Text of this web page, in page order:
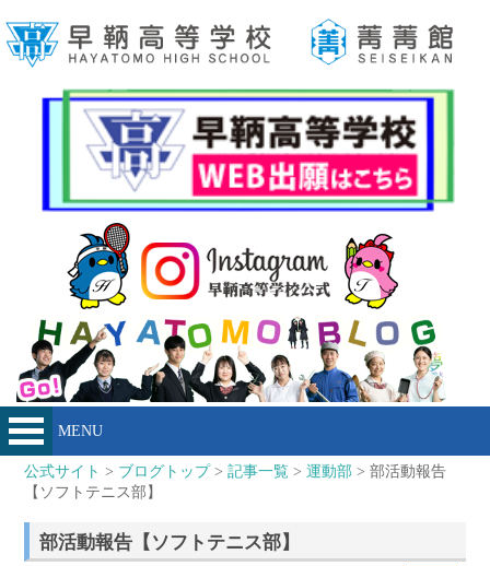
MENU
公式サイト > ブログトップ>記事一覧 >運動部 > 部活動報告
【ソフトテニス部】
部活動報告【ソフトテニス部】